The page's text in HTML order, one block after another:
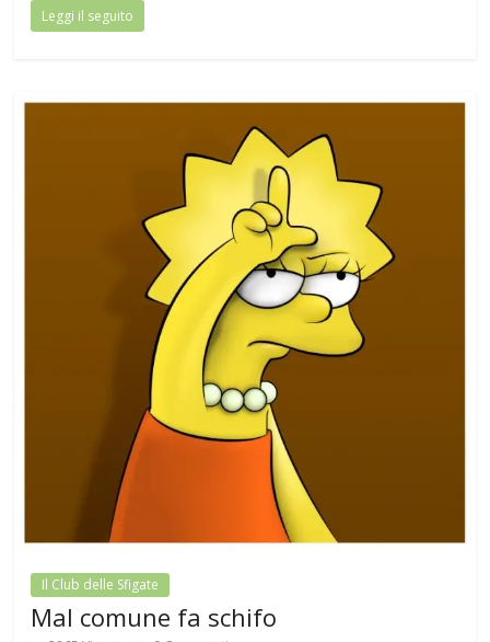
Leggi il seguito
Il Club delle Sfigate
Mal comune fa schifo